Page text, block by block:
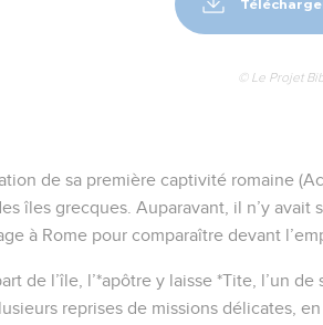
© Le Projet
de sa première captivité romaine
îles grecques. Auparavant, il n’y
à Rome pour comparaître devant
de l’île, l’*apôtre y laisse *Tite, l’un
reprises de missions délicates,